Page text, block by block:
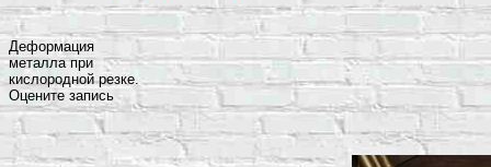
Деформация
металла при
кислородной резке.
Оцените запись